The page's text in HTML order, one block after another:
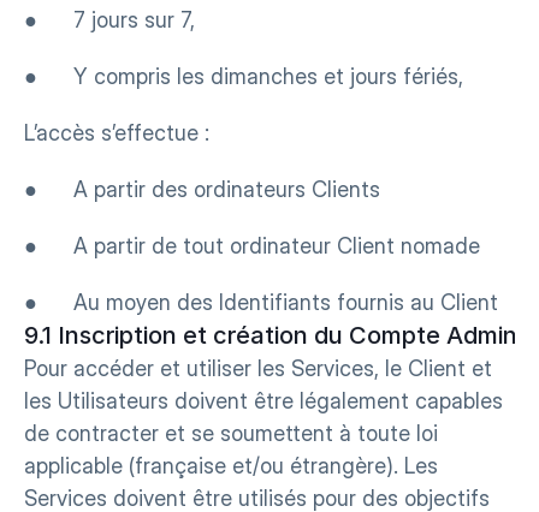
●      7 jours sur 7,
●      Y compris les dimanches et jours fériés,
L’accès s’effectue :
●      A partir des ordinateurs Clients
●      A partir de tout ordinateur Client nomade
●      Au moyen des Identifiants fournis au Client
9.1 Inscription et création du Compte
Pour accéder et utiliser les Services, le Client et
les Utilisateurs doivent être légalement capables
de contracter et se soumettent à toute loi
applicable (française et/ou étrangère). Les
Services doivent être utilisés pour des objectifs